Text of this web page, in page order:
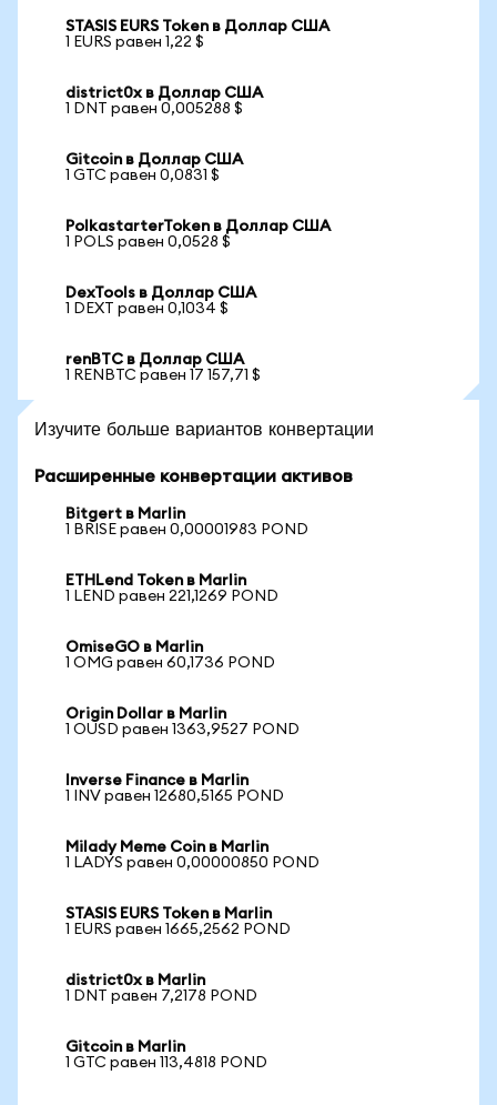
STASIS EURS Token в Доллар США
1 EURS равен 1,22 $
district0x в Доллар США
1 DNT равен 0,005288 $
Gitcoin в Доллар США
1 GTC равен 0,0831 $
PolkastarterToken в Доллар США
1 POLS равен 0,0528 $
DexTools в Доллар США
1 DEXT равен 0,1034 $
renBTC в Доллар США
1 RENBTC равен 17 157,71 $
Изучите больше вариантов конвертации
Расширенные конвертации активов
Bitgert в Marlin
1 BRISE равен 0,00001983 POND
ETHLend Token в Marlin
1 LEND равен 221,1269 POND
OmiseGO в Marlin
1 OMG равен 60,1736 POND
Origin Dollar в Marlin
1 OUSD равен 1363,9527 POND
Inverse Finance в Marlin
1 INV равен 12680,5165 POND
Milady Meme Coin в Marlin
1 LADYS равен 0,00000850 POND
STASIS EURS Token в Marlin
1 EURS равен 1665,2562 POND
district0x в Marlin
1 DNT равен 7,2178 POND
Gitcoin в Marlin
1 GTC равен 113,4818 POND